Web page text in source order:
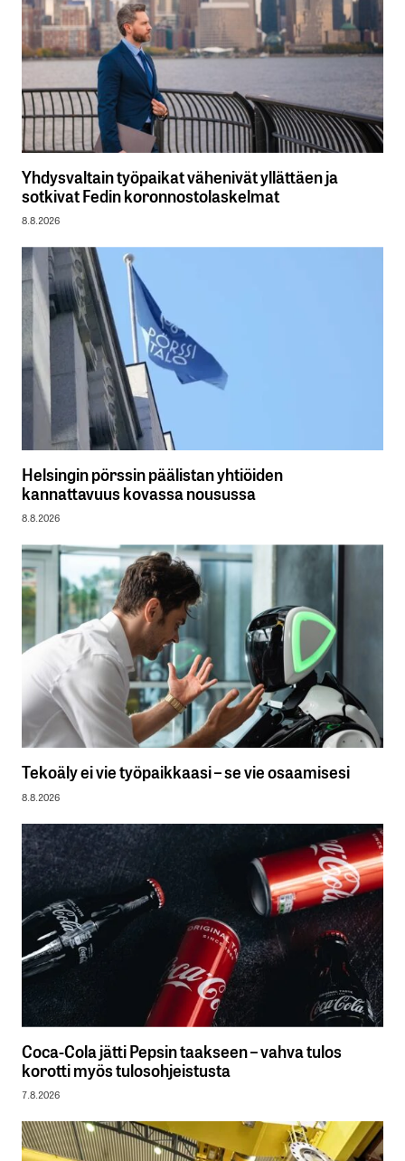
Yhdysvaltain työpaikat vähenivät yllättäen ja
sotkivat Fedin koronnostolaskelmat
8.8.2026
Helsingin pörssin päälistan yhtiöiden
kannattavuus kovassa nousussa
8.8.2026
Tekoäly ei vie työpaikkaasi – se vie osaamisesi
8.8.2026
Coca-Cola jätti Pepsin taakseen – vahva tulos
korotti myös tulosohjeistusta
7.8.2026